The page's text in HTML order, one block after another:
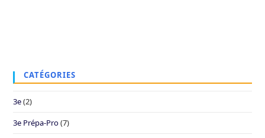
CATÉGORIES
3e(2)
3e Prépa-Pro(7)